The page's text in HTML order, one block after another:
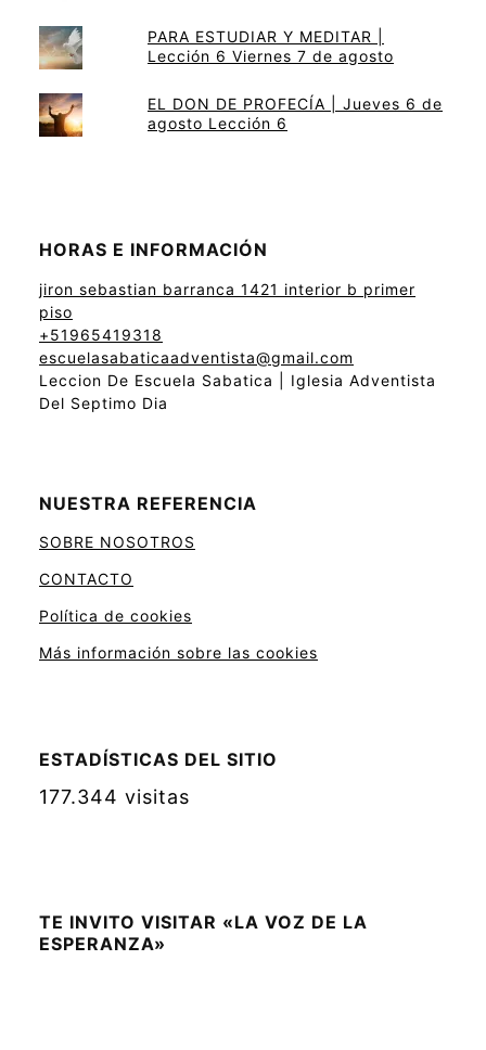
PARA ESTUDIAR Y MEDITAR |
Lección 6 Viernes 7 de agosto
EL DON DE PROFECÍA | Jueves 6 de
agosto Lección 6
HORAS E INFORMACIÓN
jiron sebastian barranca 1421 interior b primer
piso
+51965419318
escuelasabaticaadventista@gmail.com
Leccion De Escuela Sabatica | Iglesia Adventista
Del Septimo Dia
NUESTRA REFERENCIA
SOBRE NOSOTROS
CONTACTO
Política de cookies
Más información sobre las cookies
ESTADÍSTICAS DEL SITIO
177.344 visitas
TE INVITO VISITAR «LA VOZ DE LA
ESPERANZA»